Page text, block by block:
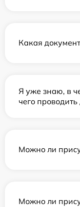
Какая
Я уже знаю, в
чего
Можно ли
Можно ли